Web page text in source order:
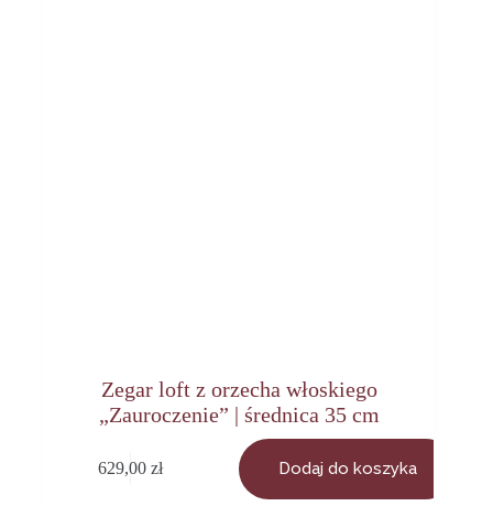
Zegar loft z orzecha włoskiego
„Zauroczenie” | średnica 35 cm
629,00zł Dodaj do koszyka